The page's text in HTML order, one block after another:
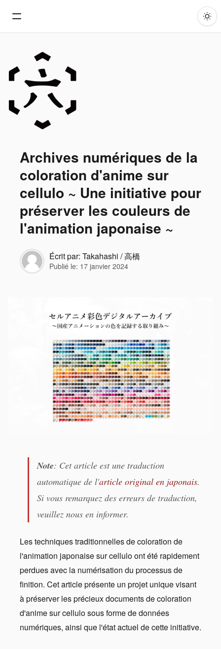
Archives numériques de la
coloration d'anime sur
cellulo ~ Une initiative pour
préserver les couleurs de
l'animation japonaise ~
Écrit par: Takahashi / 高橋
Publié le: 17 janvier 2024
Note: Cet article est une traduction
automatique de l'article original en japonais.
Si vous remarquez des erreurs de traduction,
veuillez nous en informer.
Les techniques traditionnelles de coloration de
l'animation japonaise sur cellulo ont été rapidement
perdues avec la numérisation du processus de
finition. Cet article présente un projet unique visant
à préserver les précieux documents de coloration
d'anime sur cellulo sous forme de données
numériques, ainsi que l'état actuel de cette initiative.